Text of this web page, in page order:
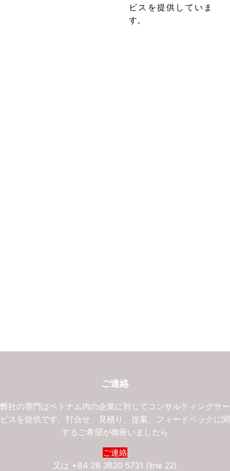
ビスを提供していま
す。
ご連絡
弊社の専門はベトナム内の企業に対してコンサルティングサー
ビスを提供です。打合せ、見積り、提案、フィードベックに関
するご希望が御座いましたら
ご連絡
又は +84 28 3820 5731 (line 22)